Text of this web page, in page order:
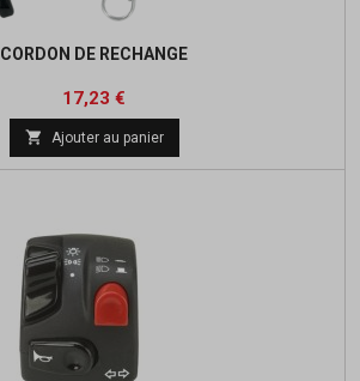
CORDON DE RECHANGE
Prix
17,23 €
base
 Ajouter au panier